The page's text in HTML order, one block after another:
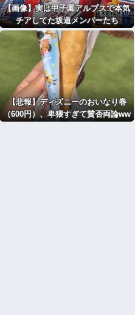
【画像】実は甲子園アルプスで本気
チアしてた坂道メンバーたち
【悲報】ディズニーのおいなり巻
（600円）、卑猥すぎて賛否両論ww